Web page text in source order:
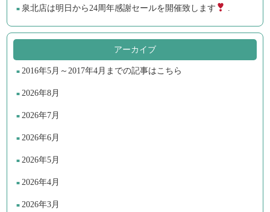
泉北店は明日から24周年感謝セールを開催致します
アーカイブ
2016年5月～2017年4月までの記事はこちら
2026年8月
2026年7月
2026年6月
2026年5月
2026年4月
2026年3月